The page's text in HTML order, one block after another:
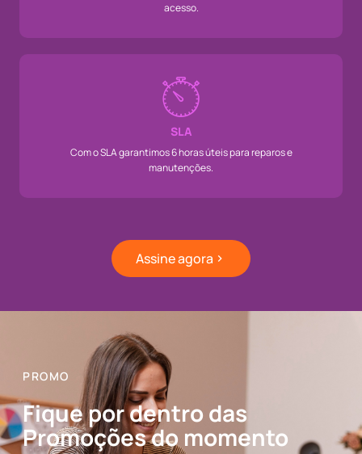
acesso.
SLA
Com o SLA garantimos 6 horas úteis para reparos e
manutenções.
Assine agora
PROMO
Fique por dentro das
Promoções do momento